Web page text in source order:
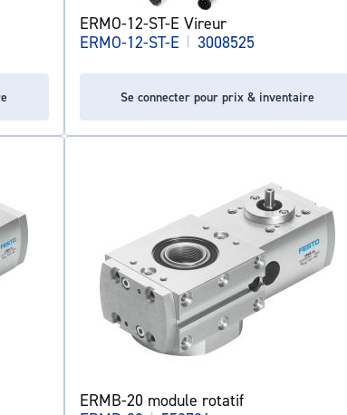
ERMO-12-ST-E Vireur
ERMO-12-ST-E | 3008525
Se connecter pour prix & inventaire
ERMB-20 module rotatif